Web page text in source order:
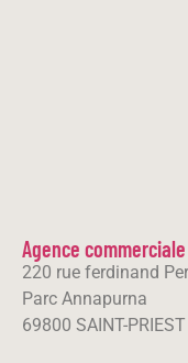
Agence commerciale
220 rue ferdinand
Parc Annapurna
69800 SAINT-PRIEST